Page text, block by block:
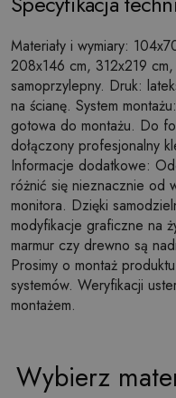
Materiały i wymiary:
208x146 cm, 312x219
samoprzylepny. Druk:
na ścianę. System
gotowa do montażu. Do
dołączony profesjonalny
Informacje dodatkowe:
różnić się nieznacznie od
monitora. Dzięki
modyfikacje graficzne na
marmur czy drewno są
Prosimy o montaż
systemów. Weryfikacji
montażem.
Wybierz